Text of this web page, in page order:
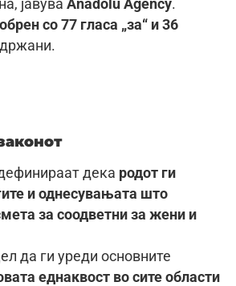
јавува Anadolu Agency.
со 77 гласа „за“ и 36
дека родот ги
и однесувањата што
за соодветни за жени и
да ги уреди основните
еднаквост во сите области